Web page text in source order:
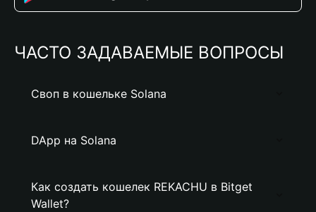
ЧАСТО ЗАДАВАЕМЫЕ ВОПРОСЫ
Своп в кошельке Solana
DApp на Solana
Как создать кошелек REKACHU в Bitget
Wallet?